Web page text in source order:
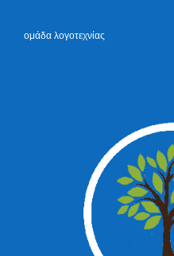
ομάδα λογοτεχνίας